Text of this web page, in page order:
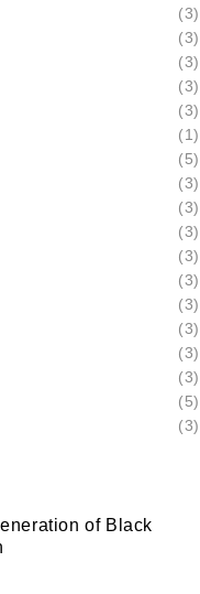
(3)
(3)
(3)
(3)
(3)
(1)
(5)
(3)
(3)
(3)
(3)
(3)
(3)
(3)
(3)
(3)
(5)
(3)
of Black